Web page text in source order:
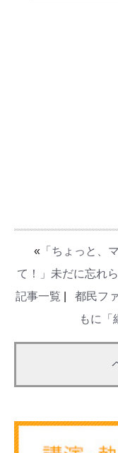
« 「ちょっと、
て！」未だに忘れ
記事一覧
都民フ
もに「